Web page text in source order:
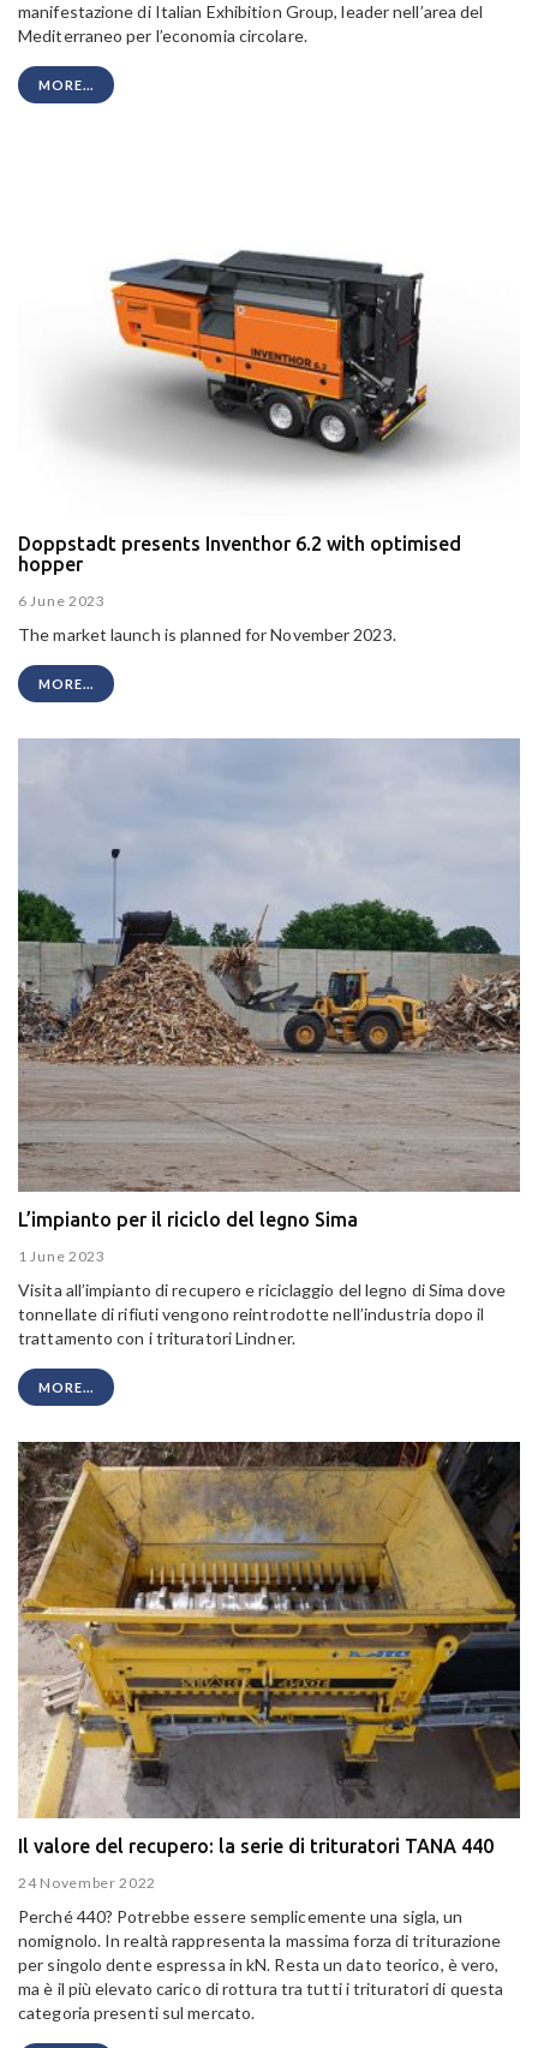
manifestazione di Italian Exhibition Group, leader nell’area del
Mediterraneo per l’economia circolare.
MORE...
Doppstadt presents Inventhor 6.2 with optimised
hopper
6 June 2023
The market launch is planned for November 2023.
MORE...
L’impianto per il riciclo del legno Sima
1 June 2023
Visita all’impianto di recupero e riciclaggio del legno di Sima dove
tonnellate di rifiuti vengono reintrodotte nell’industria dopo il
trattamento con i trituratori Lindner.
MORE...
Il valore del recupero: la serie di trituratori TANA 440
24 November 2022
Perché 440? Potrebbe essere semplicemente una sigla, un
nomignolo. In realtà rappresenta la massima forza di triturazione
per singolo dente espressa in kN. Resta un dato teorico, è vero,
ma è il più elevato carico di rottura tra tutti i trituratori di questa
categoria presenti sul mercato.